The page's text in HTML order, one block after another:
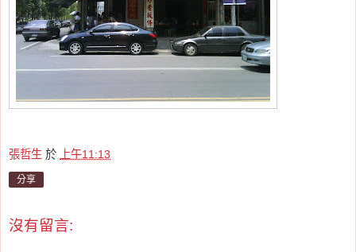
張哲生 於 上午11:13
分享
沒有留言: